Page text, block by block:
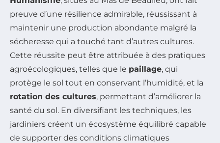
preuve d’une résilience admirable, réussissant à
maintenir une production abondante malgré la
sécheresse qui a touché tant d’autres cultures.
Cette réussite peut être attribuée à des pratiques
agroécologiques, telles que le paillage, qui
protège le sol tout en conservant l’humidité, et la
rotation des cultures, permettant d’améliorer la
santé du sol. En diversifiant les techniques, les
jardiniers créent un écosystème équilibré capable
de supporter des conditions climatiques